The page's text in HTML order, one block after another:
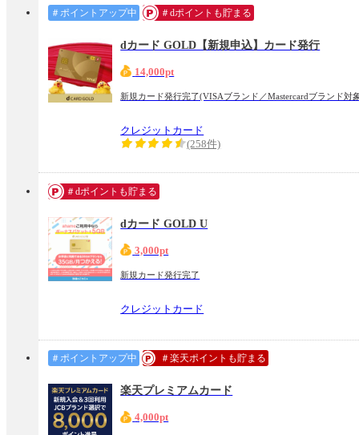
＃ポイントアップ中 ＃dポイントも貯まる
dカード GOLD【新規申込】カード発行
14,000pt
新規カード発行完了(VISAブランド／Mastercardブランド対
クレジットカード
(258件)
＃dポイントも貯まる
dカード GOLD U
3,000pt
新規カード発行完了
クレジットカード
＃ポイントアップ中 ＃楽天ポイントも貯まる
楽天プレミアムカード
4,000pt